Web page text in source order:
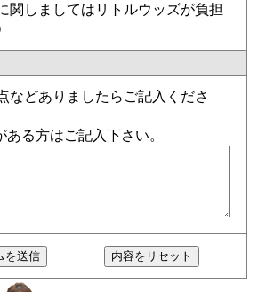
関しましてはリトルウッズが負担
などありましたらご記入くださ
る方はご記入下さい。